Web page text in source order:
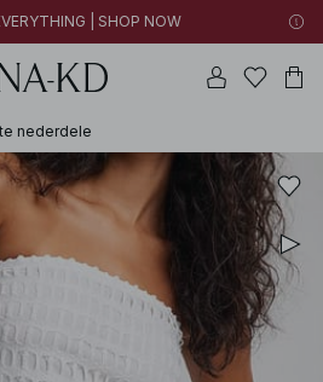
| SHOP NOW
nederdele